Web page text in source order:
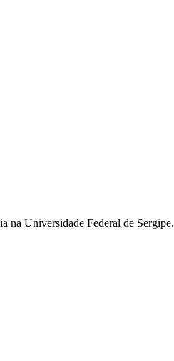
na Universidade Federal de Sergipe.